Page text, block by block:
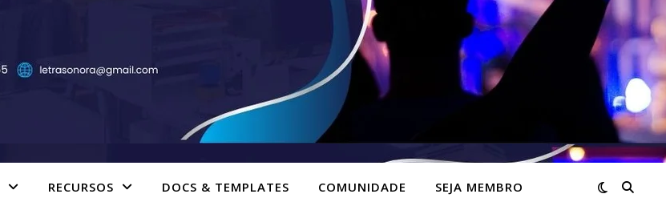
RECURSOS DOCS & TEMPLATES COMUNIDADE SEJA MEMBRO